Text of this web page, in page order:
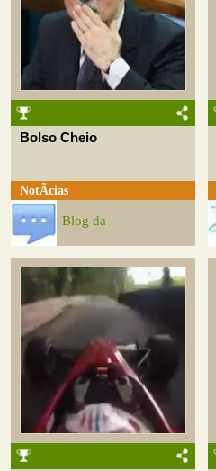
Bolso Cheio
NotÃ­cias
Blog da